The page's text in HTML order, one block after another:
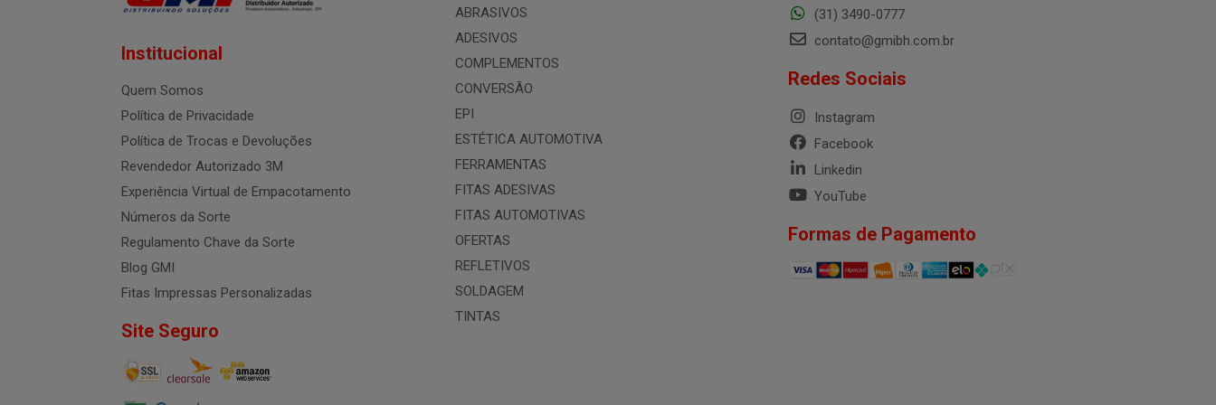
Institucional
Quem Somos
Política de Privacidade
Política de Trocas e Devoluções
Revendedor Autorizado 3M
Experiência Virtual de Empacotamento
Números da Sorte
Regulamento Chave da Sorte
Blog GMI
Fitas Impressas Personalizadas
Site Seguro
ABRASIVOS
ADESIVOS
COMPLEMENTOS
CONVERSÃO
EPI
ESTÉTICA AUTOMOTIVA
FERRAMENTAS
FITAS ADESIVAS
FITAS AUTOMOTIVAS
OFERTAS
REFLETIVOS
SOLDAGEM
TINTAS
(31) 3490-0777
contato@gmibh.com.br
Redes Sociais
Instagram
Facebook
Linkedin
YouTube
Formas de Pagamento